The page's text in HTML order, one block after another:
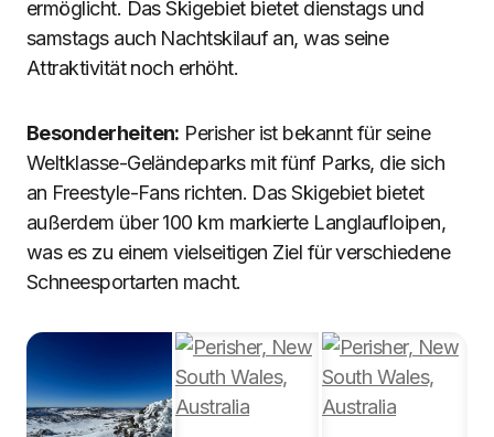
ermöglicht. Das Skigebiet bietet dienstags und
samstags auch Nachtskilauf an, was seine
Attraktivität noch erhöht.
Besonderheiten: Perisher ist bekannt für seine
Weltklasse-Geländeparks mit fünf Parks, die sich
an Freestyle-Fans richten. Das Skigebiet bietet
außerdem über 100 km markierte Langlaufloipen,
was es zu einem vielseitigen Ziel für verschiedene
Schneesportarten macht.